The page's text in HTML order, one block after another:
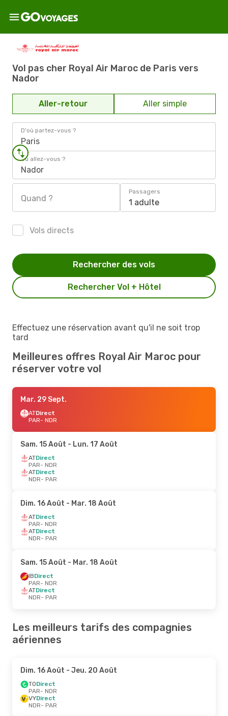
Vol pas cher Royal Air Maroc de Paris vers
Nador
Aller-retour Aller simple
D'où partez-vous ?
Paris
Où allez-vous ?
Nador
Quand ?
Passagers
1 adulte
Vols directs
Rechercher Vol + Hôtel
Rechercher des vols
Effectuez une réservation avant qu'il ne soit trop
tard
Meilleures offres Royal Air Maroc pour
réserver votre vol
Mar. 29 Sept.
ATDirect
PAR- NDR
Sam. 15 Août - Lun. 17 Août
ATDirect
PAR- NDR
ATDirect
NDR- PAR
Dim. 16 Août - Mar. 18 Août
ATDirect
PAR- NDR
ATDirect
NDR- PAR
Sam. 15 Août - Mar. 18 Août
IBDirect
PAR- NDR
ATDirect
NDR- PAR
Les meilleurs tarifs des compagnies
aériennes
Dim. 16 Août - Jeu. 20 Août
TODirect
PAR- NDR
VYDirect
NDR- PAR